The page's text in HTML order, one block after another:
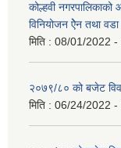
कोल्हवी
विनियोजन ऐेन तथा
मिति : 08/01/2022 -
२०७९/८० को बजेट
मिति : 06/24/2022 -